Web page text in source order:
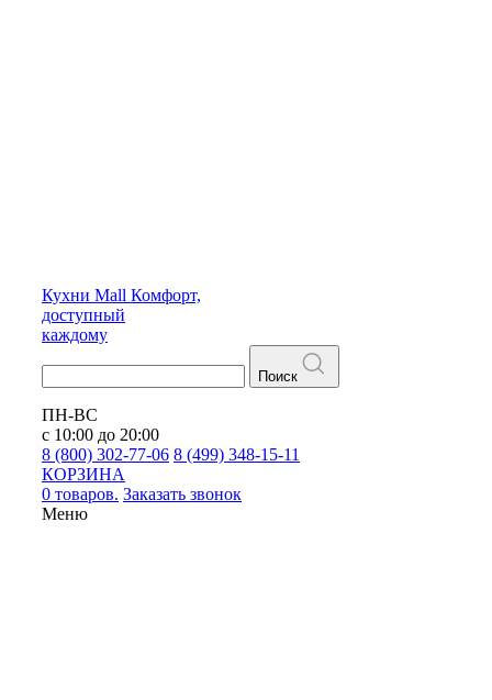
Кухни Mall Комфорт,
доступный
каждому
Поиск
ПН-ВС
с 10:00 до 20:00
8 (800) 302-77-06 8 (499) 348-15-11
КОРЗИНА
0 товаров. Заказать звонок
Меню